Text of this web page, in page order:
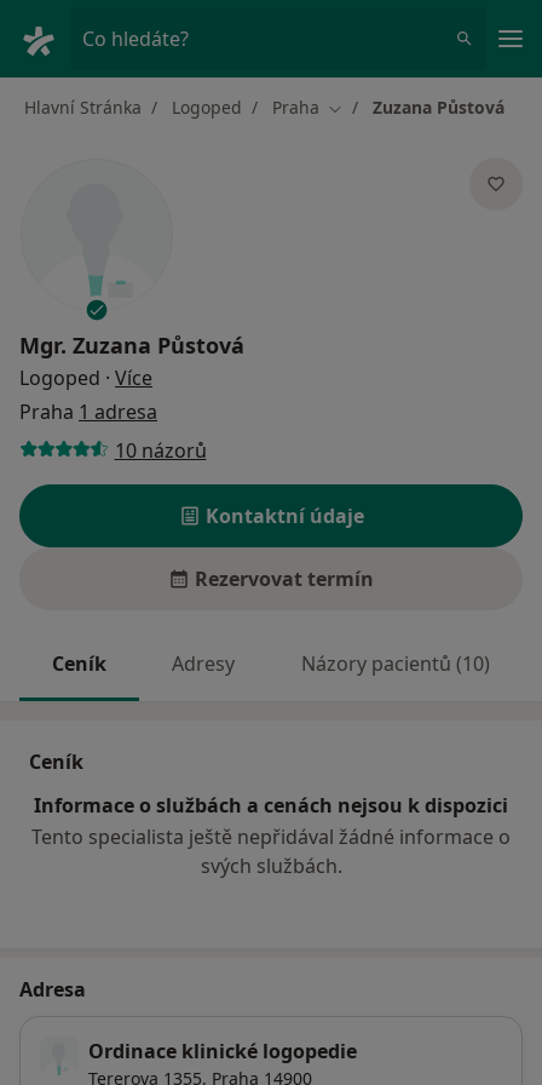
Co hledáte?
Hlavní Stránka Logoped Praha Změna města
Zuzana Půstová
Mgr. Zuzana Půstová
Logoped · Více
Praha 1 adresa
10 názorů
Kontaktní údaje
Rezervovat termín
Ceník Adresy Názory pacientů (10)
Ceník
Informace o službách a cenách nejsou k dispozici
Tento specialista ještě nepřidával žádné informace o
svých službách.
Adresa
Ordinace klinické logopedie
Tererova 1355, Praha 14900